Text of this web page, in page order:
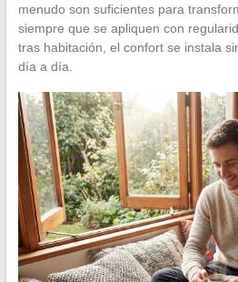
menudo son suficientes para
siempre que se apliquen con
tras habitación, el confort se instala
día a día.